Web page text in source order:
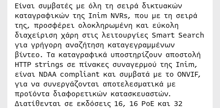
Είναι συμβατές με όλη τη σειρά δικτυακών
καταγραφικών της Inim NVRs, που με τη σειρά
της, προσφέρει ολοκληρωμένη και εύκολη
διαχείριση χάρη στις λειτουργίες Smart Search
για γρήγορη αναζήτηση καταγεγραμμένων
βίντεο. Τα καταγραφικά υποστηρίζουν αποστολή
HTTP strings σε πίνακες συναγερμού της Inim,
είναι NDAA compliant και συμβατά με το ONVIF,
για να συνεργάζονται αποτελεσματικά με
προϊόντα διαφορετικών κατασκευαστών.
Διατίθενται σε εκδόσεις 16, 16 PoE και 32